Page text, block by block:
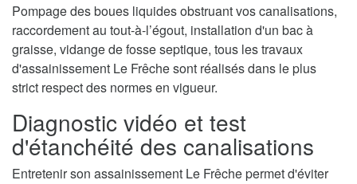
Pompage des boues liquides obstruant vos canalisations,
raccordement au tout-à-l’égout, installation d'un bac à
graisse, vidange de fosse septique, tous les travaux
d'assainissement Le Frêche sont réalisés dans le plus
strict respect des normes en vigueur.
Diagnostic vidéo et test
d'étanchéité des canalisations
Entretenir son assainissement Le Frêche permet d'éviter